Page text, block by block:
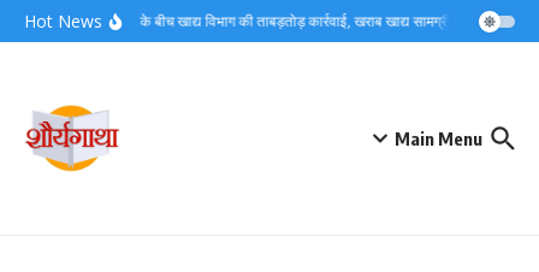
Skip to content
Hot Newsकांवड़ यात्रा के बीच खाद्य विभाग की ताबड़तोड़ कार्रवाई, खराब खाद्य सामग्री नष्ट… कांवड़
Main Menu